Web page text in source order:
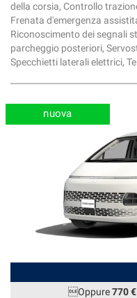
della corsia, Controllo
Frenata d'emergenza
Riconoscimento dei segnali
parcheggio posteriori,
Specchietti laterali elettrici,
Oppure770 €
nuova